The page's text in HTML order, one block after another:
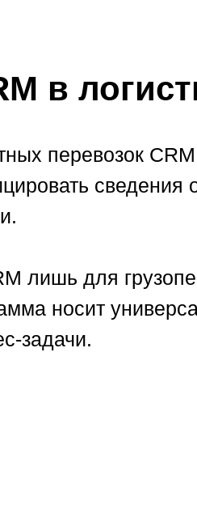
в
перевозок
сведения
лишь для
носит
задачи.